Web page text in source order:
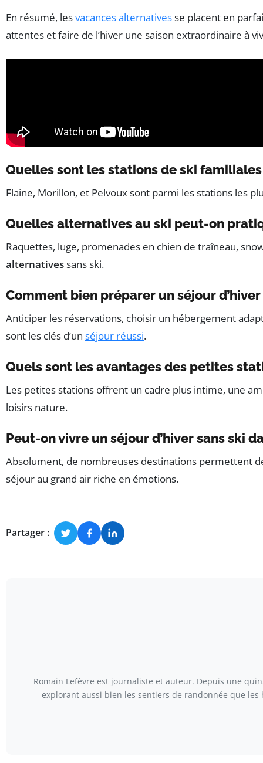
En résumé, lesvacances alternativesse placent en
attentes et faire de l’hiver une saison extraordinaire à
Quelles sont les stations de ski
Flaine, Morillon, et Pelvoux sont parmi les stations les
Quelles alternatives au ski peut-on
Raquettes, luge, promenades en chien de traîneau,
alternativessans ski.
Comment bien préparer un séjour
Anticiper les réservations, choisir un hébergement
sont les clés d’un séjour réussi.
Quels sont les avantages des petites
Les petites stations offrent un cadre plus intime, une
loisirs nature.
Peut-on vivre un séjour d’hiver sans ski
Absolument, de nombreuses destinations permettent
séjour au grand air riche en émotions.
Partager :
Romain Lefèvre est journaliste et auteur. Depuis une
explorant aussi bien les sentiers de randonnée que